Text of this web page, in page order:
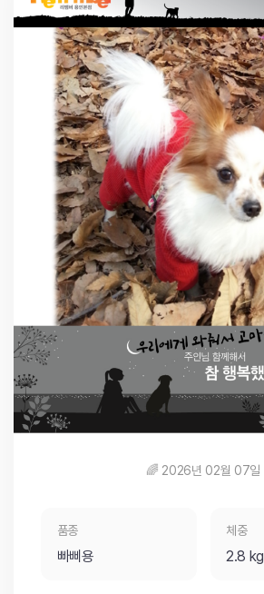
🌈 2026년 02월 07일
품종
빠삐용
체중
2.8 kg